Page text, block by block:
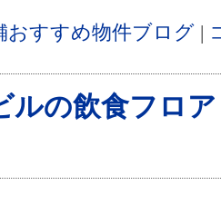
おすすめ物件ブログ |
ルの飲食フロ